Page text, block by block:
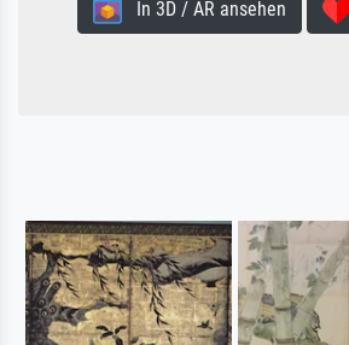
In 3D / AR ansehen